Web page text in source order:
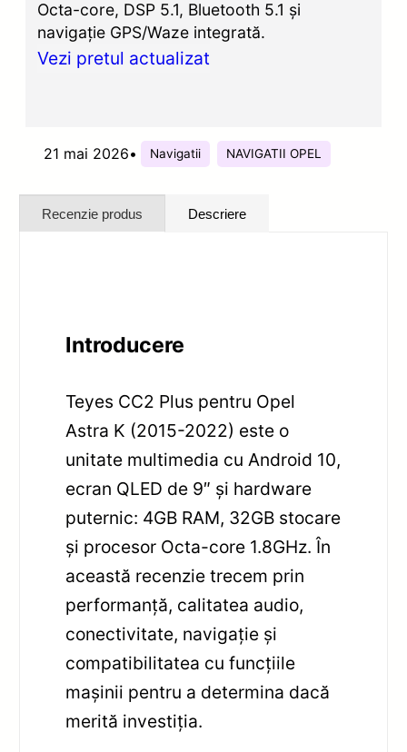
Octa-core, DSP 5.1, Bluetooth 5.1 și
navigație GPS/Waze integrată.
Vezi pretul actualizat
21 mai 2026• Navigatii NAVIGATII OPEL
Recenzie produs Descriere
Introducere
Teyes CC2 Plus pentru Opel
Astra K (2015-2022) este o
unitate multimedia cu Android 10,
ecran QLED de 9″ și hardware
puternic: 4GB RAM, 32GB stocare
și procesor Octa-core 1.8GHz. În
această recenzie trecem prin
performanță, calitatea audio,
conectivitate, navigație și
compatibilitatea cu funcțiile
mașinii pentru a determina dacă
merită investiția.